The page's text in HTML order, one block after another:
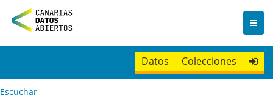
n
t
Datos Colecciones
Escuchar